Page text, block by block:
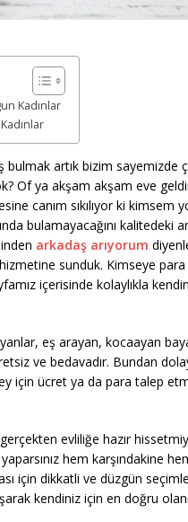
Kadınlar
bulmak artık bizim
Of ya akşam akşam eve
canım sıkılıyor ki kimsem
bulamayacağını kalitedeki
arkadaş arıyorum
sunduk. Kimseye
içerisinde kolaylıkla
eş arayan, kocaayan
ve bedavadır. Bundan
için ücret ya da para talep
evliliğe hazır
hem karşındakine
için dikkatli ve düzgün
kendiniz için en doğru